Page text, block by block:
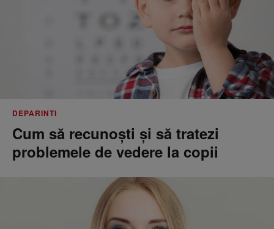
DEPARINTI
Cum să recunoști și să tratezi
problemele de vedere la copii